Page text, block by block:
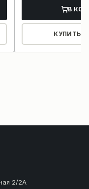
В
КУПИТЬ В
2/2А